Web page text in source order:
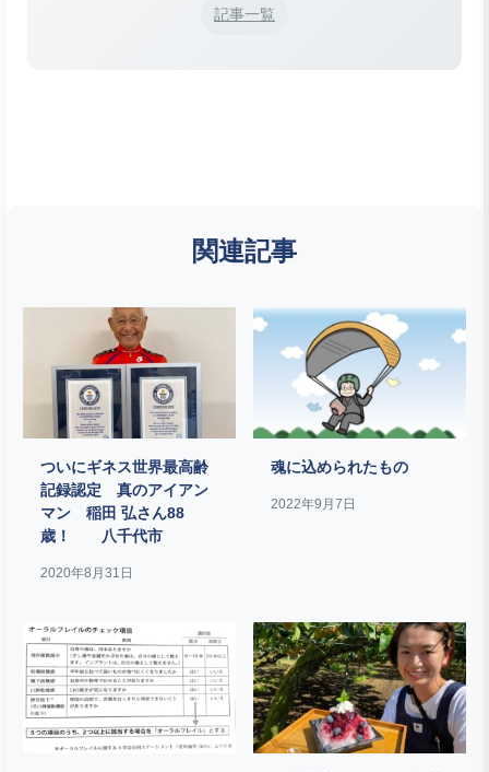
記事一覧
関連記事
ついにギネス世界最高齢
記録認定 真のアイアン
マン 稲田 弘さん88
歳！ 八千代市
2020年8月31日
魂に込められたもの
2022年9月7日